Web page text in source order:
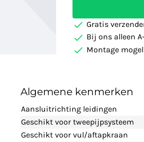
Gratis
Bij ons alleen
Montage
Algemene kenmerken
Aansluitrichting leidingen
Geschikt voor tweepijpsysteem
Geschikt voor vul/aftapkraan